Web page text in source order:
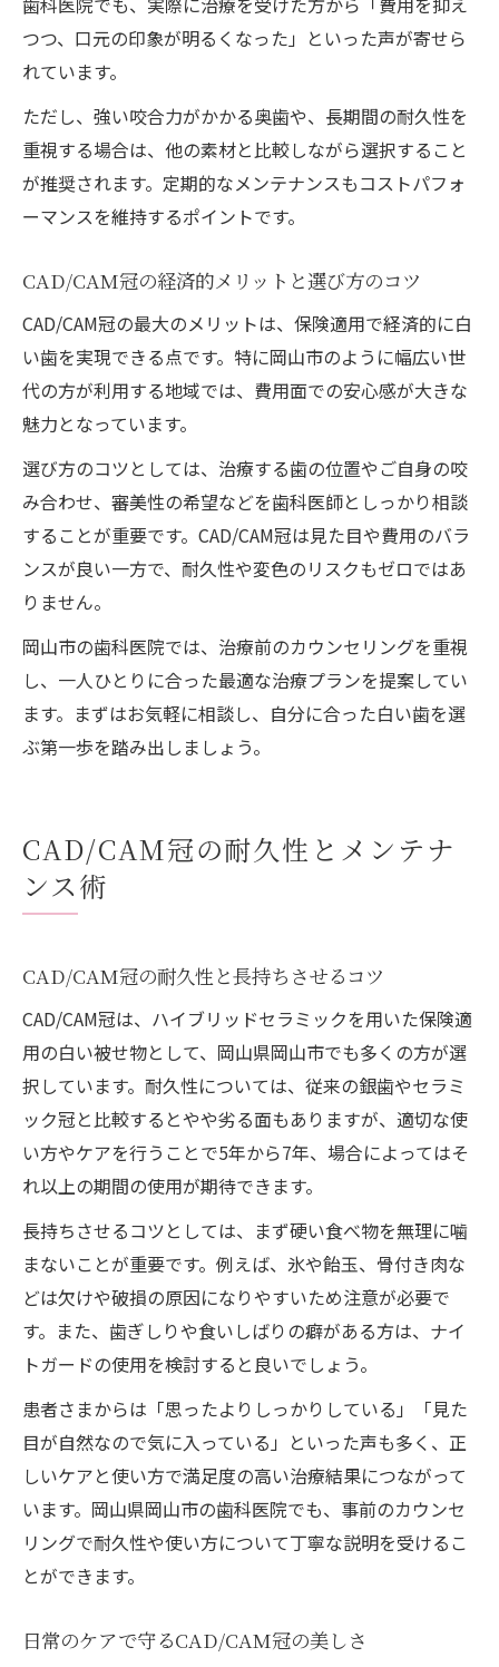
つつ、口元の印象が明るくなった」といった声が寄せら
れています。
ただし、強い咬合力がかかる奥歯や、長期間の耐久性を
重視する場合は、他の素材と比較しながら選択すること
が推奨されます。定期的なメンテナンスもコストパフォ
ーマンスを維持するポイントです。
CAD/CAM冠の経済的メリットと選び方のコツ
CAD/CAM冠の最大のメリットは、保険適用で経済的に白
い歯を実現できる点です。特に岡山市のように幅広い世
代の方が利用する地域では、費用面での安心感が大きな
魅力となっています。
選び方のコツとしては、治療する歯の位置やご自身の咬
み合わせ、審美性の希望などを歯科医師としっかり相談
することが重要です。CAD/CAM冠は見た目や費用のバラ
ンスが良い一方で、耐久性や変色のリスクもゼロではあ
りません。
岡山市の歯科医院では、治療前のカウンセリングを重視
し、一人ひとりに合った最適な治療プランを提案してい
ます。まずはお気軽に相談し、自分に合った白い歯を選
ぶ第一歩を踏み出しましょう。
CAD/CAM冠の耐久性とメンテナ
ンス術
CAD/CAM冠の耐久性と長持ちさせるコツ
CAD/CAM冠は、ハイブリッドセラミックを用いた保険適
用の白い被せ物として、岡山県岡山市でも多くの方が選
択しています。耐久性については、従来の銀歯やセラミ
ック冠と比較するとやや劣る面もありますが、適切な使
い方やケアを行うことで5年から7年、場合によってはそ
れ以上の期間の使用が期待できます。
長持ちさせるコツとしては、まず硬い食べ物を無理に噛
まないことが重要です。例えば、氷や飴玉、骨付き肉な
どは欠けや破損の原因になりやすいため注意が必要で
す。また、歯ぎしりや食いしばりの癖がある方は、ナイ
トガードの使用を検討すると良いでしょう。
患者さまからは「思ったよりしっかりしている」「見た
目が自然なので気に入っている」といった声も多く、正
しいケアと使い方で満足度の高い治療結果につながって
います。岡山県岡山市の歯科医院でも、事前のカウンセ
リングで耐久性や使い方について丁寧な説明を受けるこ
とができます。
日常のケアで守るCAD/CAM冠の美しさ